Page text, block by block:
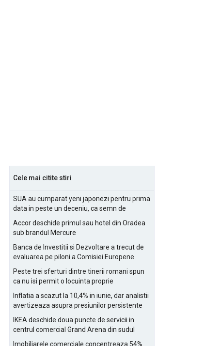
Cele mai citite stiri
SUA au cumparat yeni japonezi pentru prima
data in peste un deceniu, ca semn de
Accor deschide primul sau hotel din Oradea
sub brandul Mercure
Banca de Investitii si Dezvoltare a trecut de
evaluarea pe piloni a Comisiei Europene
Peste trei sferturi dintre tinerii romani spun
ca nu isi permit o locuinta proprie
Inflatia a scazut la 10,4% in iunie, dar analistii
avertizeaza asupra presiunilor persistente
IKEA deschide doua puncte de servicii in
centrul comercial Grand Arena din sudul
Imobiliarele comerciale concentreaza 54%